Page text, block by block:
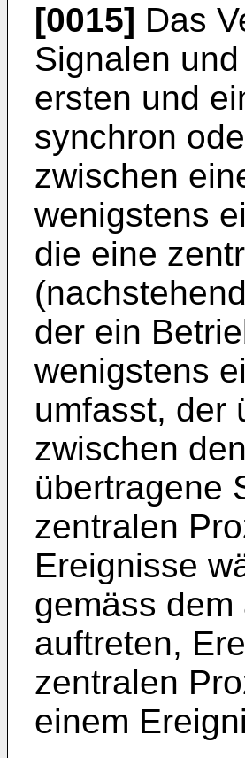
[0015] Das
Signalen
ersten und
synchron
zwischen
wenigstens
die eine
der ein
wenigstens
umfasst, der
zwischen
übertragene
zentralen
Ereignisse
gemäss
auftreten,
zentralen
einem